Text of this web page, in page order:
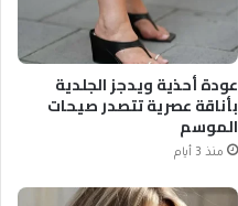
عودة أحذية ويدجز الجلدية
بأناقة عصرية تتصدر صيحات
الموسم
منذ 3 أيام